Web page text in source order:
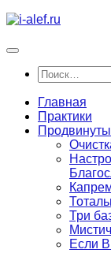
Перейти
содержимому
Найти:
Главная
Практики
Три
Если